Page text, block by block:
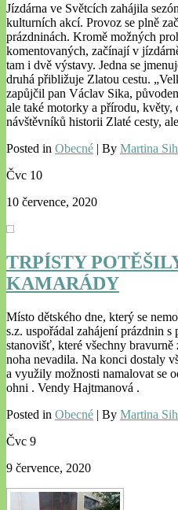
Jízdárna ve Světcích zahájila
kulturních akcí. Provoz se plně
prázdninách. Kromě možných
komentovaných, začínají v
tam i dvě výstavy. Jedna se
druhá přibližuje Zlatou cestu.
zapůjčil pan Václav Sika,
ale také motorky a přírodu, květy,
návštěvníků historii Zlaté cesty,
Posted in Obecné | By Martina
Čvc 10
10 července, 2020
TRPÍSTY
KAMARÁDY
Místo dětského dne, který se
s.z. uspořádal zahájení prázdnin
stanovišť, které všechny
noha nevadila. Na konci dostaly
a využily možnosti namalovat se
ohni . Vendy Hajtmanová .
Posted in Obecné | By Martina
Čvc 9
9 července, 2020